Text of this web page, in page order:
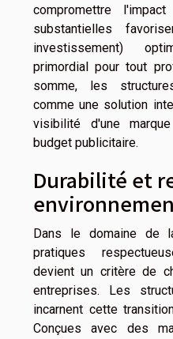
compromettre
substantielles
investissement)
primordial pour tout
somme, les
comme une solution
visibilité d'une
budget publicitaire.
Durabilité et
Dans le domaine de
pratiques
devient un critère de
entreprises. Les
incarnent cette
Conçues avec des